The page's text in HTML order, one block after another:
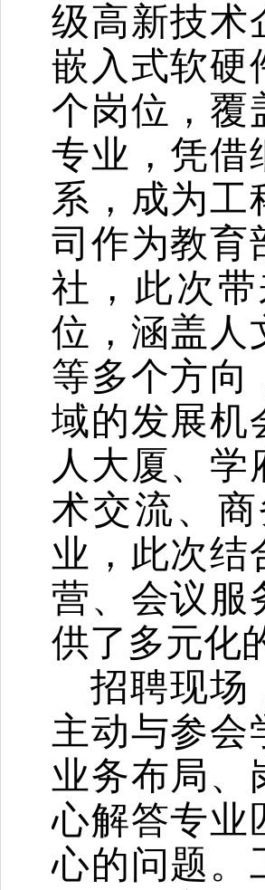
级高新技术
嵌入式软硬
个岗位，覆
专业，凭借
系，成为工
司 作为教育
社，此次
位，涵盖人
等多个方向
域的发展机
人大厦、
术交流、
业，此次结
营、会议服
供了多元化
招聘现场
主动与参会
业务布局、
心解答专业
心的问题。